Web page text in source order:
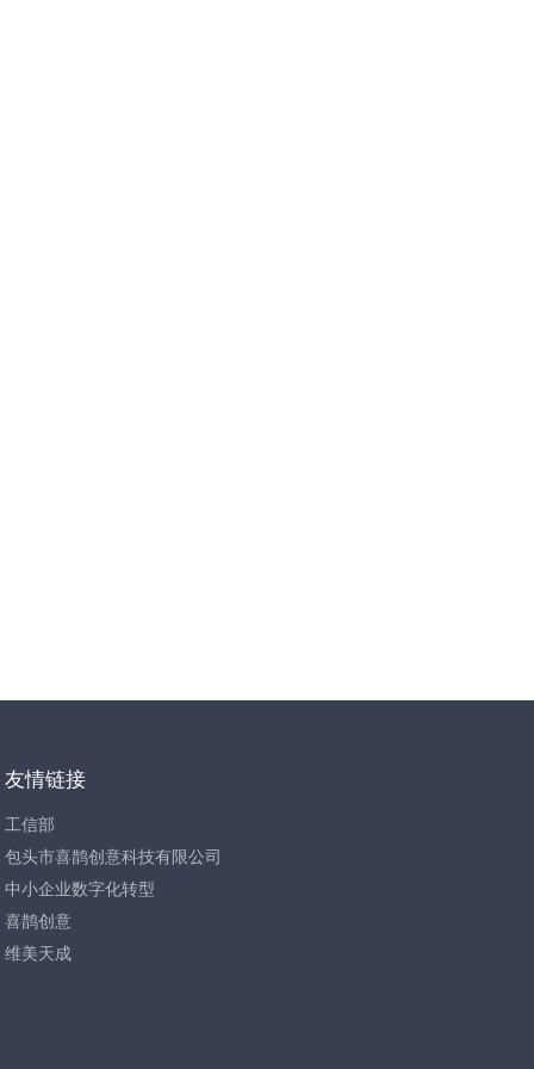
友情链接
工信部
包头市喜鹊创意科技有限公司
中小企业数字化转型
喜鹊创意
维美天成